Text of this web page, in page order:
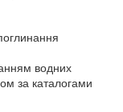
водних
за каталогами